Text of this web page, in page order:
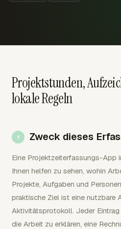
Projektstunden,
lokale Regeln
Zweck dieses
Eine Projektzeiterfassungs-App
Ihnen helfen zu sehen, wohin
Projekte, Aufgaben und
praktische Ziel ist eine nutzbare
Aktivitätsprotokoll. Jeder
die Arbeit zu erklären, eine